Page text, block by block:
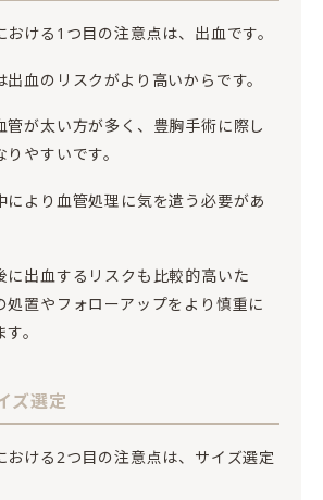
ける1つ目の注意点は、出血です。
血のリスクがより高いからです。
管が太い方が多く、豊胸手術に際し
やすいです。
により血管処理に気を遣う必要があ
に出血するリスクも比較的高いた
処置やフォローアップをより慎重に
。
ズ選定
おける2つ目の注意点は、サイズ選定